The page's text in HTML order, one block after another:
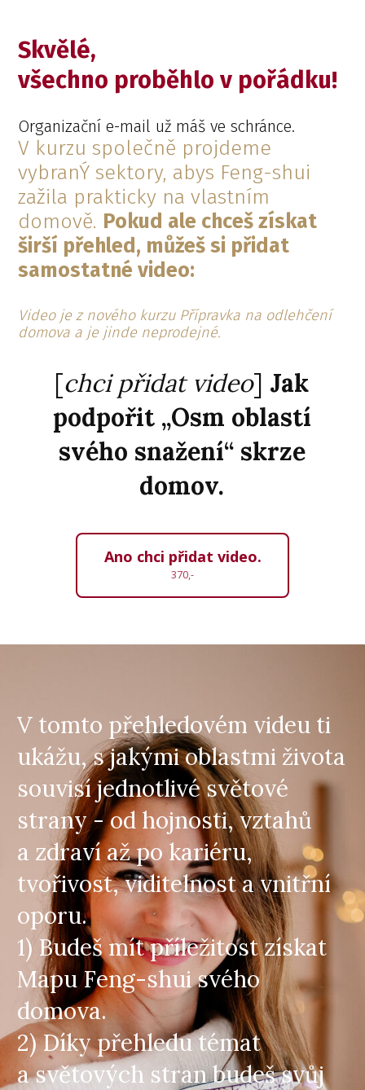
Skvělé,
všechno proběhlo v pořádku!
Organizační e-mail už máš ve schránce.
V kurzu společně projdeme
vybranÝ sektory, abys Feng-shui
zažila prakticky na vlastním
domově. Pokud ale chceš získat
širší přehled, můžeš si přidat
samostatné video:
Video je z nového kurzu Přípravka na odlehčení
domova a je jinde neprodejné.
[chci přidat video] Jak
podpořit „Osm oblastí
svého snažení“ skrze
domov.
Ano chci přidat video.
370,-
V tomto přehledovém videu ti
ukážu, s jakými oblastmi života
souvisí jednotlivé světové
strany - od hojnosti, vztahů
a zdraví až po kariéru,
tvořivost, viditelnost a vnitřní
oporu.
1) Budeš mít příležitost získat
Mapu Feng-shui svého
domova.
2) Díky přehledu témat
a světových stran budeš svůj